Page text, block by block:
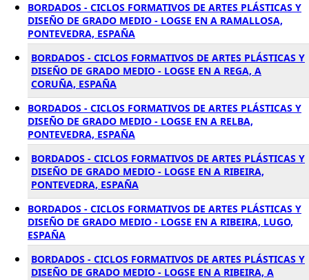
BORDADOS - CICLOS FORMATIVOS DE ARTES PLÁSTICAS Y
DISEÑO DE GRADO MEDIO - LOGSE EN A RAMALLOSA,
PONTEVEDRA, ESPAÑA
BORDADOS - CICLOS FORMATIVOS DE ARTES PLÁSTICAS Y
DISEÑO DE GRADO MEDIO - LOGSE EN A REGA, A
CORUÑA, ESPAÑA
BORDADOS - CICLOS FORMATIVOS DE ARTES PLÁSTICAS Y
DISEÑO DE GRADO MEDIO - LOGSE EN A RELBA,
PONTEVEDRA, ESPAÑA
BORDADOS - CICLOS FORMATIVOS DE ARTES PLÁSTICAS Y
DISEÑO DE GRADO MEDIO - LOGSE EN A RIBEIRA,
PONTEVEDRA, ESPAÑA
BORDADOS - CICLOS FORMATIVOS DE ARTES PLÁSTICAS Y
DISEÑO DE GRADO MEDIO - LOGSE EN A RIBEIRA, LUGO,
ESPAÑA
BORDADOS - CICLOS FORMATIVOS DE ARTES PLÁSTICAS Y
DISEÑO DE GRADO MEDIO - LOGSE EN A RIBEIRA, A